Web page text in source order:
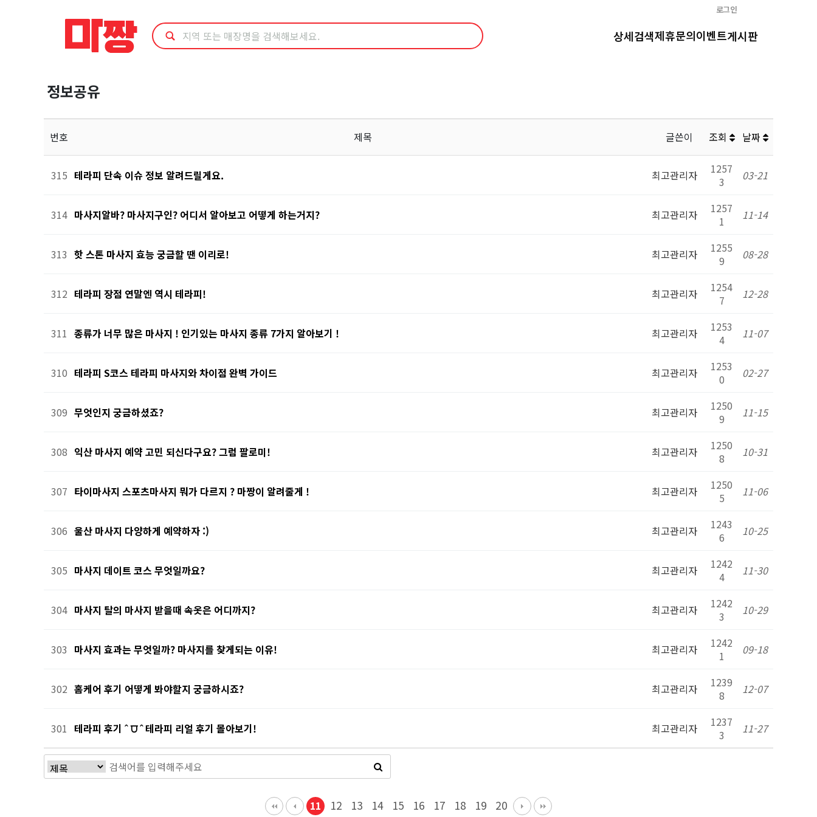
로그인
상세검색제휴문의이벤트게시판
정보공유
번호 제목 글쓴이 조회 날짜
315 테라피 단속 이슈 정보 알려드릴게요. 최고관리자
1257
3
03-21
314 마사지알바? 마사지구인? 어디서 알아보고 어떻게 하는거지? 최고관리자
1257
1
11-14
313 핫 스톤 마사지 효능 궁금할 땐 이리로! 최고관리자
1255
9
08-28
312 테라피 장점 연말엔 역시 테라피! 최고관리자
1254
7
12-28
311 종류가 너무 많은 마사지 ! 인기있는 마사지 종류 7가지 알아보기 ! 최고관리자
1253
4
11-07
310 테라피 S코스 테라피 마사지와 차이점 완벽 가이드 최고관리자
1253
0
02-27
309 무엇인지 궁금하셨죠? 최고관리자
1250
9
11-15
308 익산 마사지 예약 고민 되신다구요? 그럼 팔로미! 최고관리자
1250
8
10-31
307 타이마사지 스포츠마사지 뭐가 다르지 ? 마짱이 알려줄게 ! 최고관리자
1250
5
11-06
306 울산 마사지 다양하게 예약하자 :) 최고관리자
1243
6
10-25
305 마사지 데이트 코스 무엇일까요? 최고관리자
1242
4
11-30
304 마사지 탈의 마사지 받을때 속옷은 어디까지? 최고관리자
1242
3
10-29
303 마사지 효과는 무엇일까? 마사지를 찾게되는 이유! 최고관리자
1242
1
09-18
302 홈케어 후기 어떻게 봐야할지 궁금하시죠? 최고관리자
1239
8
12-07
301 테라피 후기 ˆ ⩌ ˆ 테라피 리얼 후기 몰아보기! 최고관리자
1237
3
11-27
11 12 13 14 15 16 17 18 19 20